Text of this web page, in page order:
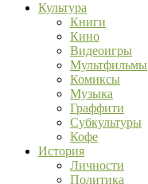
Культура
Книги
Кино
Видеоигры
Мультфильмы
Комиксы
Музыка
Граффити
Субкультуры
Кофе
История
Личности
Политика